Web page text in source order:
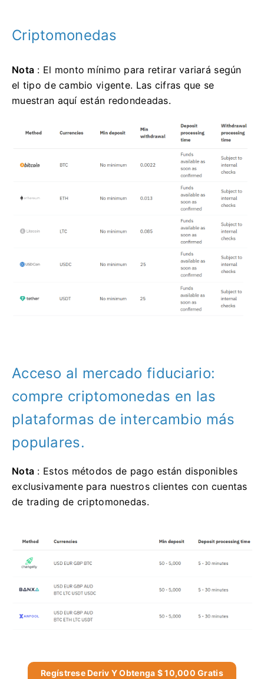
Criptomonedas
Nota : El monto mínimo para retirar variará según
el tipo de cambio vigente. Las cifras que se
muestran aquí están redondeadas.
Acceso al mercado fiduciario:
compre criptomonedas en las
plataformas de intercambio más
populares.
Nota : Estos métodos de pago están disponibles
exclusivamente para nuestros clientes con cuentas
de trading de criptomonedas.
Regístrese Deriv Y Obtenga $ 10,000 Gratis